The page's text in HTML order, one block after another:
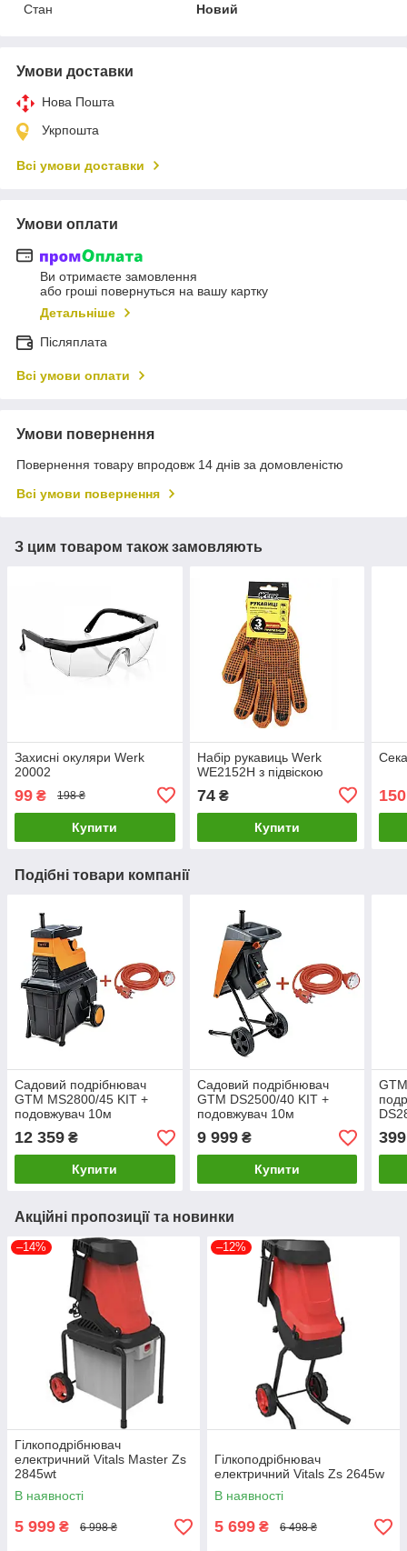
Стан Новий
Умови доставки
Нова Пошта
Укрпошта
Всі умови доставки
Умови оплати
Ви отримаєте замовлення
або гроші повернуться на вашу картку
Детальніше
Післяплата
Всі умови оплати
Умови повернення
Повернення товару впродовж 14 днів за домовленістю
Всі умови повернення
З цим товаром також замовляють
Захисні окуляри Werk
20002
99 ₴ 198 ₴
Купити
Набір рукавиць Werk
WE2152H з підвіскою
74₴
Купити
150
Подібні товари компанії
Садовий подрібнювач
GTM MS2800/45 KIT +
подовжувач 10м
12 359 ₴
Купити
Садовий подрібнювач
GTM DS2500/40 KIT +
подовжувач 10м
9 999₴
Купити
399
Акційні пропозиції та новинки
–14%
Гілкоподрібнювач
електричний Vitals Master Zs
2845wt
В наявності
5 999 ₴ 6 998 ₴
–12%
Гілкоподрібнювач
електричний Vitals Zs 2645w
В наявності
5 699 ₴ 6 498 ₴